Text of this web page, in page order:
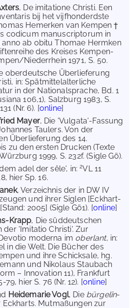
, De imitatione Christi. Een
bij het vijfhonderdste
Hemerken van Kempen †
codicum manuscriptorum in
ab obitu Thomae Hermken
des Kreises Kempen-
Niederrhein 1971, S. 50.
oberdeutsche Überlieferung
in: Spätmittelalterliche
in der Nationalsprache, Bd. 1
106,1), Salzburg 1983, S.
(Nr. 6). [online]
Mayer, Die 'Vulgata'-Fassung
Taulers. Von der
Überlieferung des 14.
zu den ersten Drucken (Texte
1999, S. 232f. (Sigle Gö).
adel der sêle', in:2VL 11
hier Sp. 16.
, Verzeichnis der in DW IV
und ihrer Siglen [Eckhart-
2005] (Sigle Gö1). [online]
Krapp, Die süddeutschen
der 'Imitatio Christi'. Zur
moderna im oberlant, in:
in die Welt. Die Bücher des
und ihre Schicksale, hg.
und Nikolaus Staubach
– Innovation 11), Frankfurt
79, hier S. 76 (Nr. 12). [online]
Heidemarie Vogl, Die bürgelîn-
Eckharts. Mutmaßungen zur